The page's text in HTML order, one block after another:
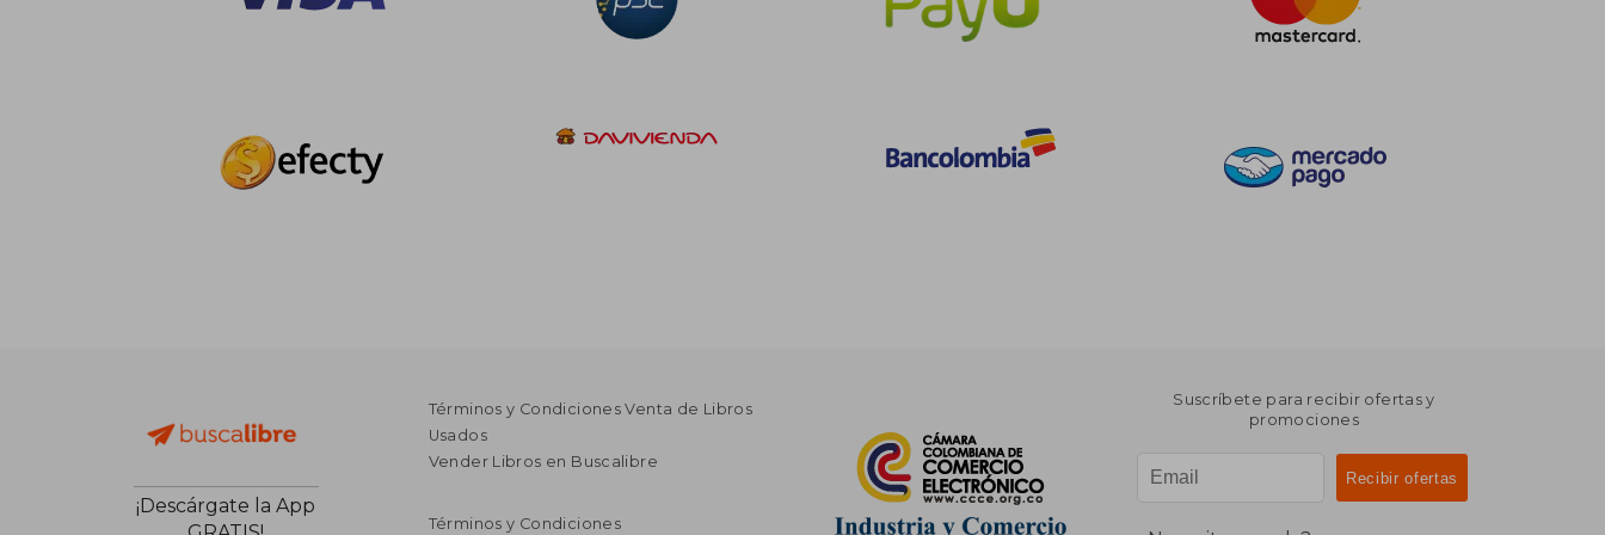
¡Descárgate la App
Términos y Condiciones Venta de Libros
Usados
Vender Libros en Buscalibre
Términos y Condiciones
Suscríbete para recibir ofertas y
promociones